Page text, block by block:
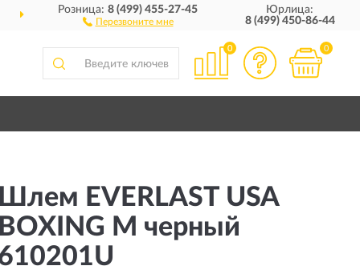
ПО ВСЕЙ РОССИИ
Розница:8 (499) 455-27-45
Перезвоните мне
Юрлица:
8 (499) 450-86-44
0 0
EVERLAST USA
M черный